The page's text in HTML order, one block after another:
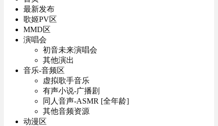
最新发布
歌姬PV区
MMD区
演唱会
初音未来演唱会
其他演出
音乐-音频区
虚拟歌手音乐
有声小说-广播剧
同人音声-ASMR [全年龄]
其他音频资源
动漫区